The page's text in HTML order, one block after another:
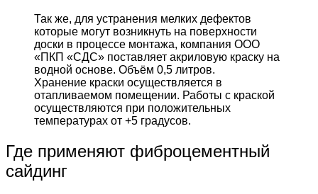
Так же, для устранения мелких дефектов
которые могут возникнуть на поверхности
доски в процессе монтажа, компания ООО
«ПКП «СДС» поставляет акриловую краску на
водной основе. Объём 0,5 литров.
Хранение краски осуществляется в
отапливаемом помещении. Работы с краской
осуществляются при положительных
температурах от +5 градусов.
Где применяют фиброцементный
сайдинг